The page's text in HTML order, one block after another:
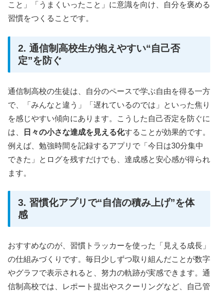
こと」「うまくいったこと」に意識を向け、自分を褒める
習慣をつくることです。
2. 通信制高校生が抱えやすい“自己否
定”を防ぐ
通信制高校の生徒は、自分のペースで学ぶ自由を得る一方
で、「みんなと違う」「遅れているのでは」といった焦り
を感じやすい傾向にあります。こうした自己否定を防ぐに
は、
日々の小さな達成を見える化することが効果的です。
例えば、勉強時間を記録するアプリで「今日は30分集中
できた」とログを残すだけでも、達成感と安心感が得られ
ます。
3. 習慣化アプリで“自信の積み上げ”を体
感
おすすめなのが、習慣トラッカーを使った「見える成長」
の仕組みづくりです。毎日少しずつ取り組んだことが数字
やグラフで表示されると、努力の軌跡が実感できます。通
信制高校では、レポート提出やスクーリングなど、自己管